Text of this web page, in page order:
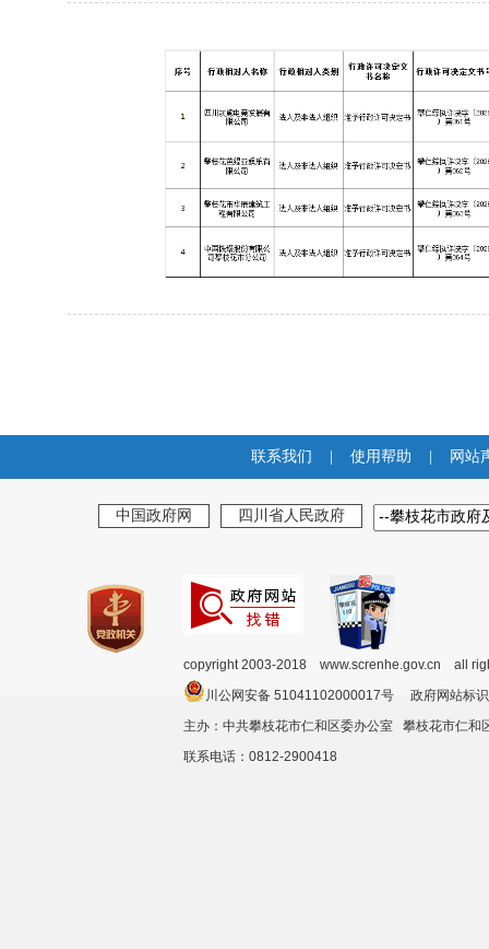
联系我们 | 使用帮助 | 网站
中国政府网 四川省人民政府
copyright 2003-2018 www.screnhe.gov.cn all
川公网安备 51041102000017号 政府网站
主办：中共攀枝花市仁和区委办公室 攀枝花市仁
联系电话：0812-2900418